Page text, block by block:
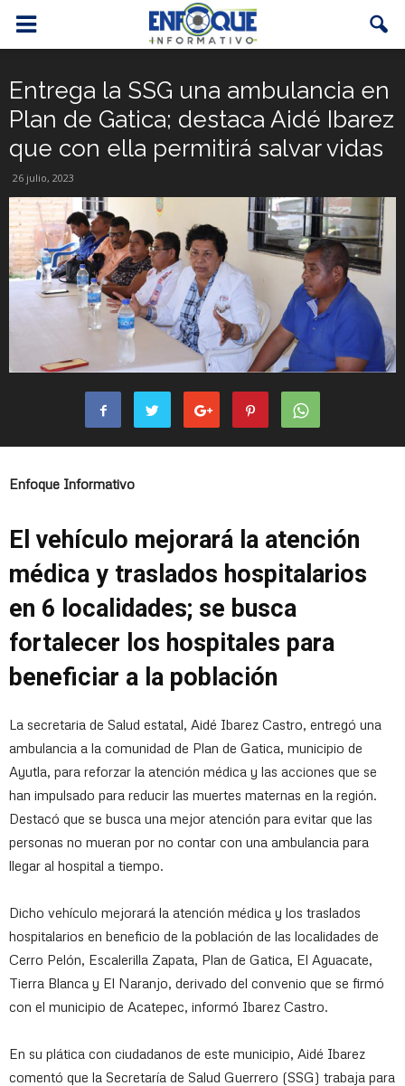
Entrega la SSG una ambulancia en
Plan de Gatica; destaca Aidé Ibarez
que con ella permitirá salvar vidas
26 julio, 2023
Enfoque Informativo
El vehículo mejorará la atención
médica y traslados hospitalarios
en 6 localidades; se busca
fortalecer los hospitales para
beneficiar a la población
La secretaria de Salud estatal, Aidé Ibarez Castro, entregó una
ambulancia a la comunidad de Plan de Gatica, municipio de
Ayutla, para reforzar la atención médica y las acciones que se
han impulsado para reducir las muertes maternas en la región.
Destacó que se busca una mejor atención para evitar que las
personas no mueran por no contar con una ambulancia para
llegar al hospital a tiempo.
Dicho vehículo mejorará la atención médica y los traslados
hospitalarios en beneficio de la población de las localidades de
Cerro Pelón, Escalerilla Zapata, Plan de Gatica, El Aguacate,
Tierra Blanca y El Naranjo, derivado del convenio que se firmó
con el municipio de Acatepec, informó Ibarez Castro.
En su plática con ciudadanos de este municipio, Aidé Ibarez
comentó que la Secretaría de Salud Guerrero (SSG) trabaja para